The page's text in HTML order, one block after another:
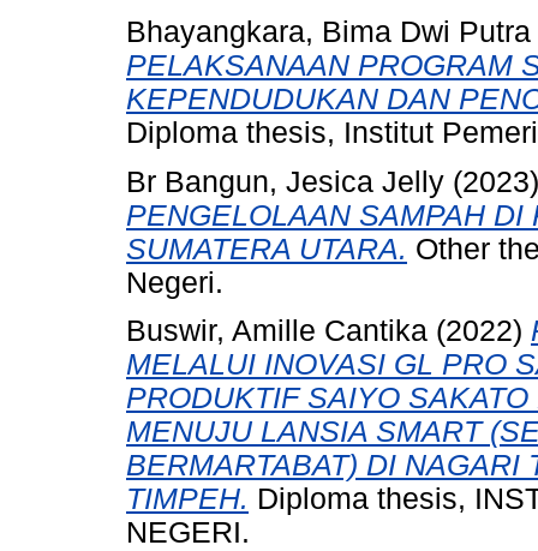
Bhayangkara, Bima Dwi Putra
PELAKSANAAN PROGRAM
KEPENDUDUKAN DAN
Diploma thesis, Institut
Br Bangun, Jesica Jelly
PENGELOLAAN SAMPAH
SUMATERA UTARA. Other
Negeri.
Buswir, Amille Cantika (2022)
MELALUI INOVASI GL PRO
PRODUKTIF SAIYO
MENUJU LANSIA SMART
BERMARTABAT) DI NAGARI
TIMPEH. Diploma thesis,
NEGERI.